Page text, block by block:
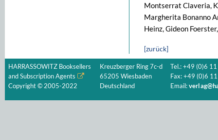
Montserrat Claveria,
Margherita Bonanno
Heinz, Gideon
[zurück]
HARRASSOWITZ Booksellers
and Subscription Agents
Copyright © 2005-2022
Kreuzberger Ring 7c-d
65205 Wiesbaden
Deutschland
Tel.: +49 (0)6
Fax: +49 (0)6
Email: